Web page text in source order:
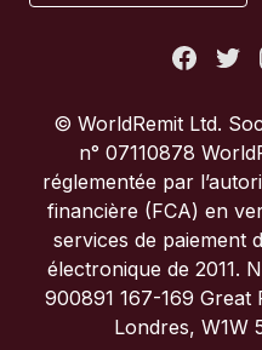
Italie
Portugal
Royaume-Uni
© WorldRemit Ltd.
n° 07110878
réglementée par
financière (FCA) en
services de paiement
électronique de 2011.
900891 167-169
Londres, W1W